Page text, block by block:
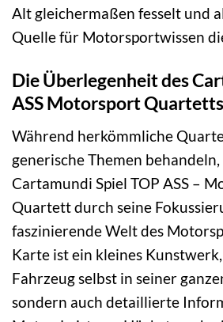
Alt gleichermaßen fesselt und
Quelle für Motorsportwissen
Die Überlegenheit des
ASS Motorsport Quartetts
Während herkömmliche
generische Themen
Cartamundi Spiel TOP ASS –
Quartett durch seine
faszinierende Welt des
Karte ist ein kleines
Fahrzeug selbst in seiner
sondern auch detaillierte